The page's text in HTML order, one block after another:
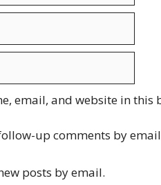
email, and website in
up comments by
posts by email.